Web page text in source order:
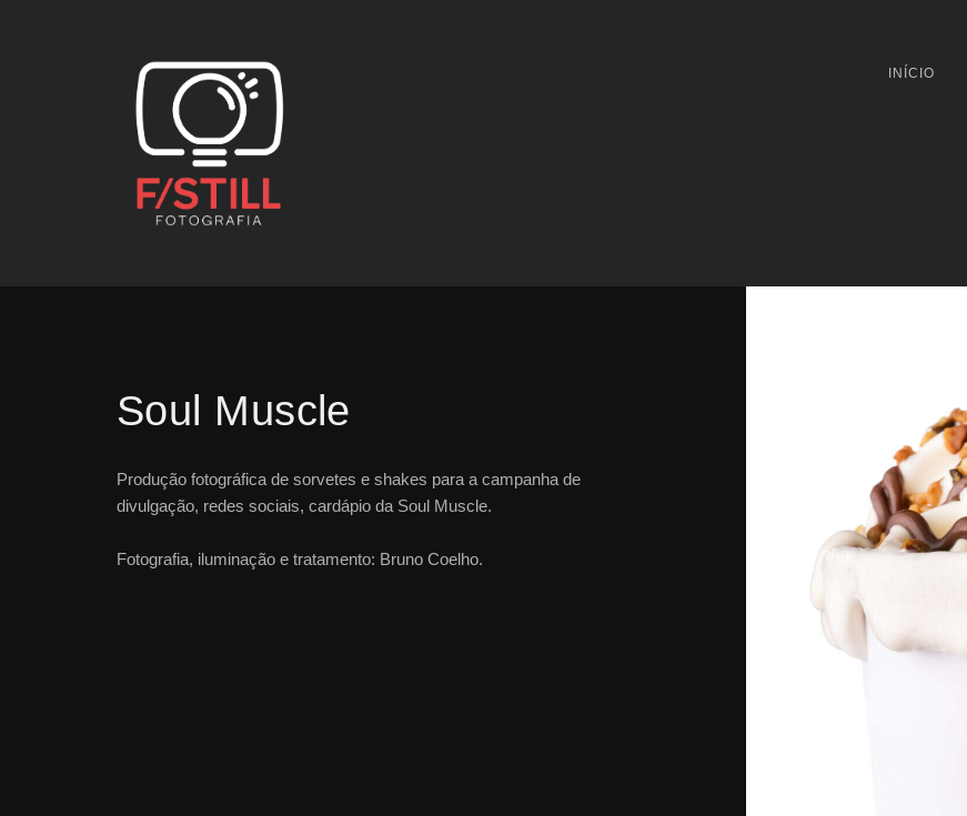
INÍCIO
Soul Muscle
Produção fotográfica de sorvetes e shakes para a campanha de
divulgação, redes sociais, cardápio da Soul Muscle.
Fotografia, iluminação e tratamento: Bruno Coelho.